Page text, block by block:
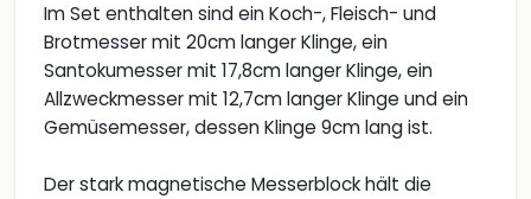
Im Set enthalten sind ein Koch-, Fleisch- und
Brotmesser mit 20cm langer Klinge, ein
Santokumesser mit 17,8cm langer Klinge, ein
Allzweckmesser mit 12,7cm langer Klinge und ein
Gemüsemesser, dessen Klinge 9cm lang ist.
Der stark magnetische Messerblock hält die